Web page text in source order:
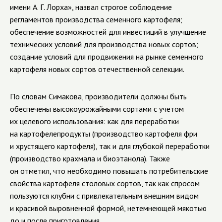
имени А. Г. Лорха», назвал строгое соблюдение
регламентов производства семенного картофеля;
обеспечение возможностей для инвестиций в улучшение
технических условий для производства новых сортов;
создание условий для продвижения на рынке семенного
картофеля новых сортов отечественной селекции.
По словам Симакова, производители должны быть
обеспечены высокоурожайными сортами с учетом
их целевого использования: как для переработки
на картофелепродукты (производство картофеля фри
и хрустящего картофеля), так и для глубокой переработки
(производство крахмала и биоэтанола). Также
он отметил, что необходимо повышать потребительские
свойства картофеля столовых сортов, так как спросом
пользуются клубни с привлекательным внешним видом
и красивой выровненной формой, нетемнеющей мякотью